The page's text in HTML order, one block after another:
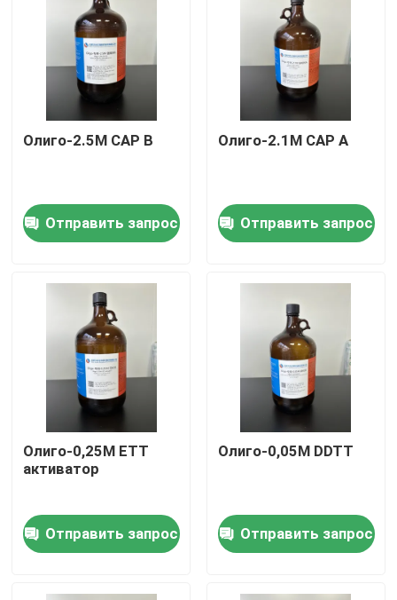
Продукты
Ролики
Олиго-2.5M CAP B
Отправить запрос
Олиго-2.1M CAP A
Отправить запрос
Олиго-0,25M ETT
активатор
Отправить запрос
Олиго-0,05M DDTT
Отправить запрос